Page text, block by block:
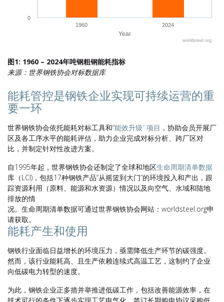
Year
1960 2024
0
worldsteel.org
图1: 1960 – 2024年吨钢粗钢能耗指标
来源：世界钢铁协会对标数据库
能耗管控是钢铁企业实现可持续运营的重
要一环
世界钢铁协会依托能耗对标工具和“能效升级” 项目 ，协助会员开展厂
区及各工序水平的能耗评估，助力企业完成对标分析、跨厂区对
比，并制定针对性改进方案。
自1995年起，世界钢铁协会还制定了全球和地区生命周期清单数据
库（LCI)，包括17种钢铁产品“从摇篮到大门”的环境投入和产出，跟
踪资源利用（原料、能源和水资源）情况以及向空气、水域和陆地
排放的情
况。生命周期清单数据可通过世界钢铁协会网站：worldsteel.org申
请获取。
能耗产生和使用
钢铁行业面临日益增长的环境压力，亟需降低生产环节的碳强度。
然而，该行业能耗高、且生产依赖连续式高温工艺，这制约了企业
向低碳电力转型的速度。
为此，钢铁企业正多措并举推进低碳工作，包括改善能源效率，在